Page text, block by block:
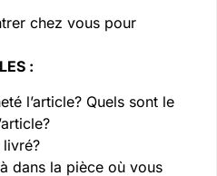
chez vous pour
:
l’article? Quels sont le
dans la pièce où vous